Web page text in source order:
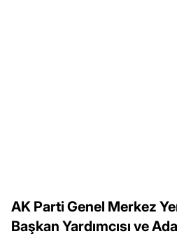
AK Parti Genel Merkez
Başkan Yardımcısı ve